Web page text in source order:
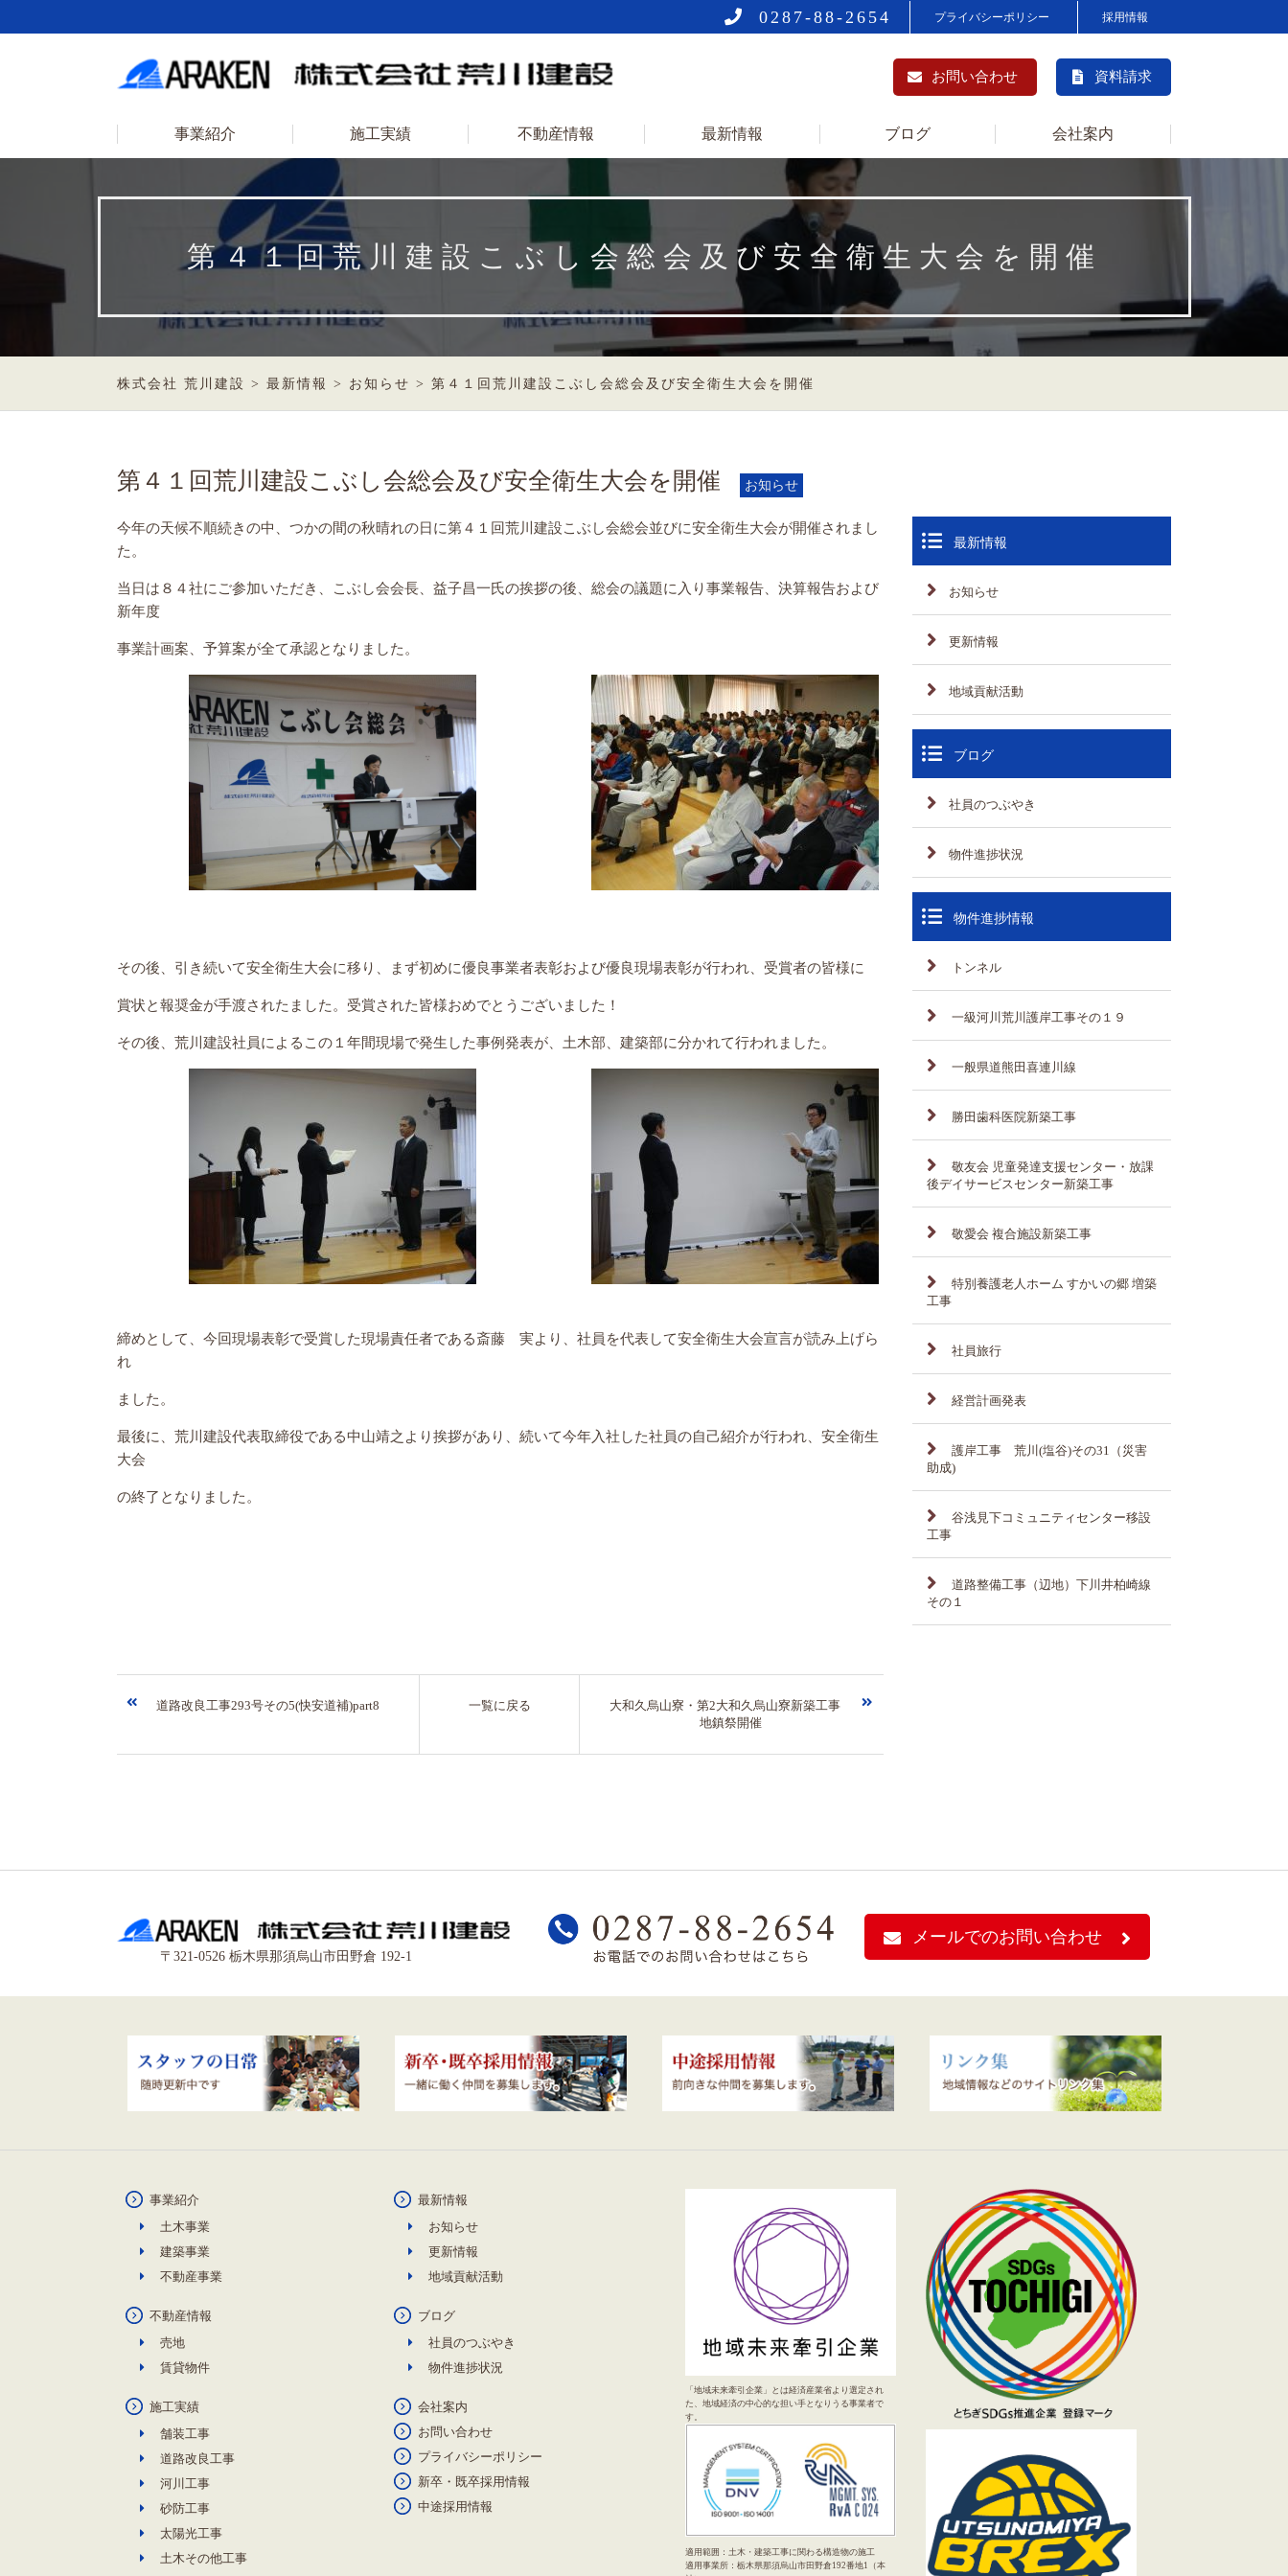
0287-88-2654 プライバシーポリシー 採用情報
お問い合わせ 資料請求
事業紹介 施工実績 不動産情報 最新情報 ブログ 会社案内
第４１回荒川建設こぶし会総会及び安全衛生大会を開催
株式会社 荒川建設 > 最新情報 > お知らせ > 第４１回荒川建設こぶし会総会及び安全衛生大会を開催
第４１回荒川建設こぶし会総会及び安全衛生大会を開催 お知らせ
今年の天候不順続きの中、つかの間の秋晴れの日に第４１回荒川建設こぶし会総会並びに安全衛生大会が開催されまし
た。
当日は８４社にご参加いただき、こぶし会会長、益子昌一氏の挨拶の後、総会の議題に入り事業報告、決算報告および
新年度
事業計画案、予算案が全て承認となりました。
その後、引き続いて安全衛生大会に移り、まず初めに優良事業者表彰および優良現場表彰が行われ、受賞者の皆様に
賞状と報奨金が手渡されたました。受賞された皆様おめでとうございました！
その後、荒川建設社員によるこの１年間現場で発生した事例発表が、土木部、建築部に分かれて行われました。
締めとして、今回現場表彰で受賞した現場責任者である斎藤 実より、社員を代表して安全衛生大会宣言が読み上げら
れ
ました。
最後に、荒川建設代表取締役である中山靖之より挨拶があり、続いて今年入社した社員の自己紹介が行われ、安全衛生
大会
の終了となりました。
道路改良工事293号その5(快安道補)part8 一覧に戻る
大和久烏山寮・第2大和久烏山寮新築工事
地鎮祭開催
最新情報
お知らせ
更新情報
地域貢献活動
ブログ
社員のつぶやき
物件進捗状況
物件進捗情報
トンネル
一級河川荒川護岸工事その１９
一般県道熊田喜連川線
勝田歯科医院新築工事
敬友会 児童発達支援センター・放課
後デイサービスセンター新築工事
敬愛会 複合施設新築工事
特別養護老人ホーム すかいの郷 増築
工事
社員旅行
経営計画発表
護岸工事 荒川(塩谷)その31（災害
助成)
谷浅見下コミュニティセンター移設
工事
道路整備工事（辺地）下川井柏崎線
その１
〒321-0526 栃木県那須烏山市田野倉 192-1
メールでのお問い合わせ
事業紹介
土木事業
建築事業
不動産事業
不動産情報
売地
賃貸物件
施工実績
舗装工事
道路改良工事
河川工事
砂防工事
太陽光工事
土木その他工事
最新情報
お知らせ
更新情報
地域貢献活動
ブログ
社員のつぶやき
物件進捗状況
会社案内
お問い合わせ
プライバシーポリシー
新卒・既卒採用情報
中途採用情報
「地域未来牽引企業」とは経済産業省より選定され
た、地域経済の中心的な担い手となりうる事業者で
す。
適用範囲：土木・建築工事に関わる構造物の施工
適用事業所：栃木県那須烏山市田野倉192番地1（本